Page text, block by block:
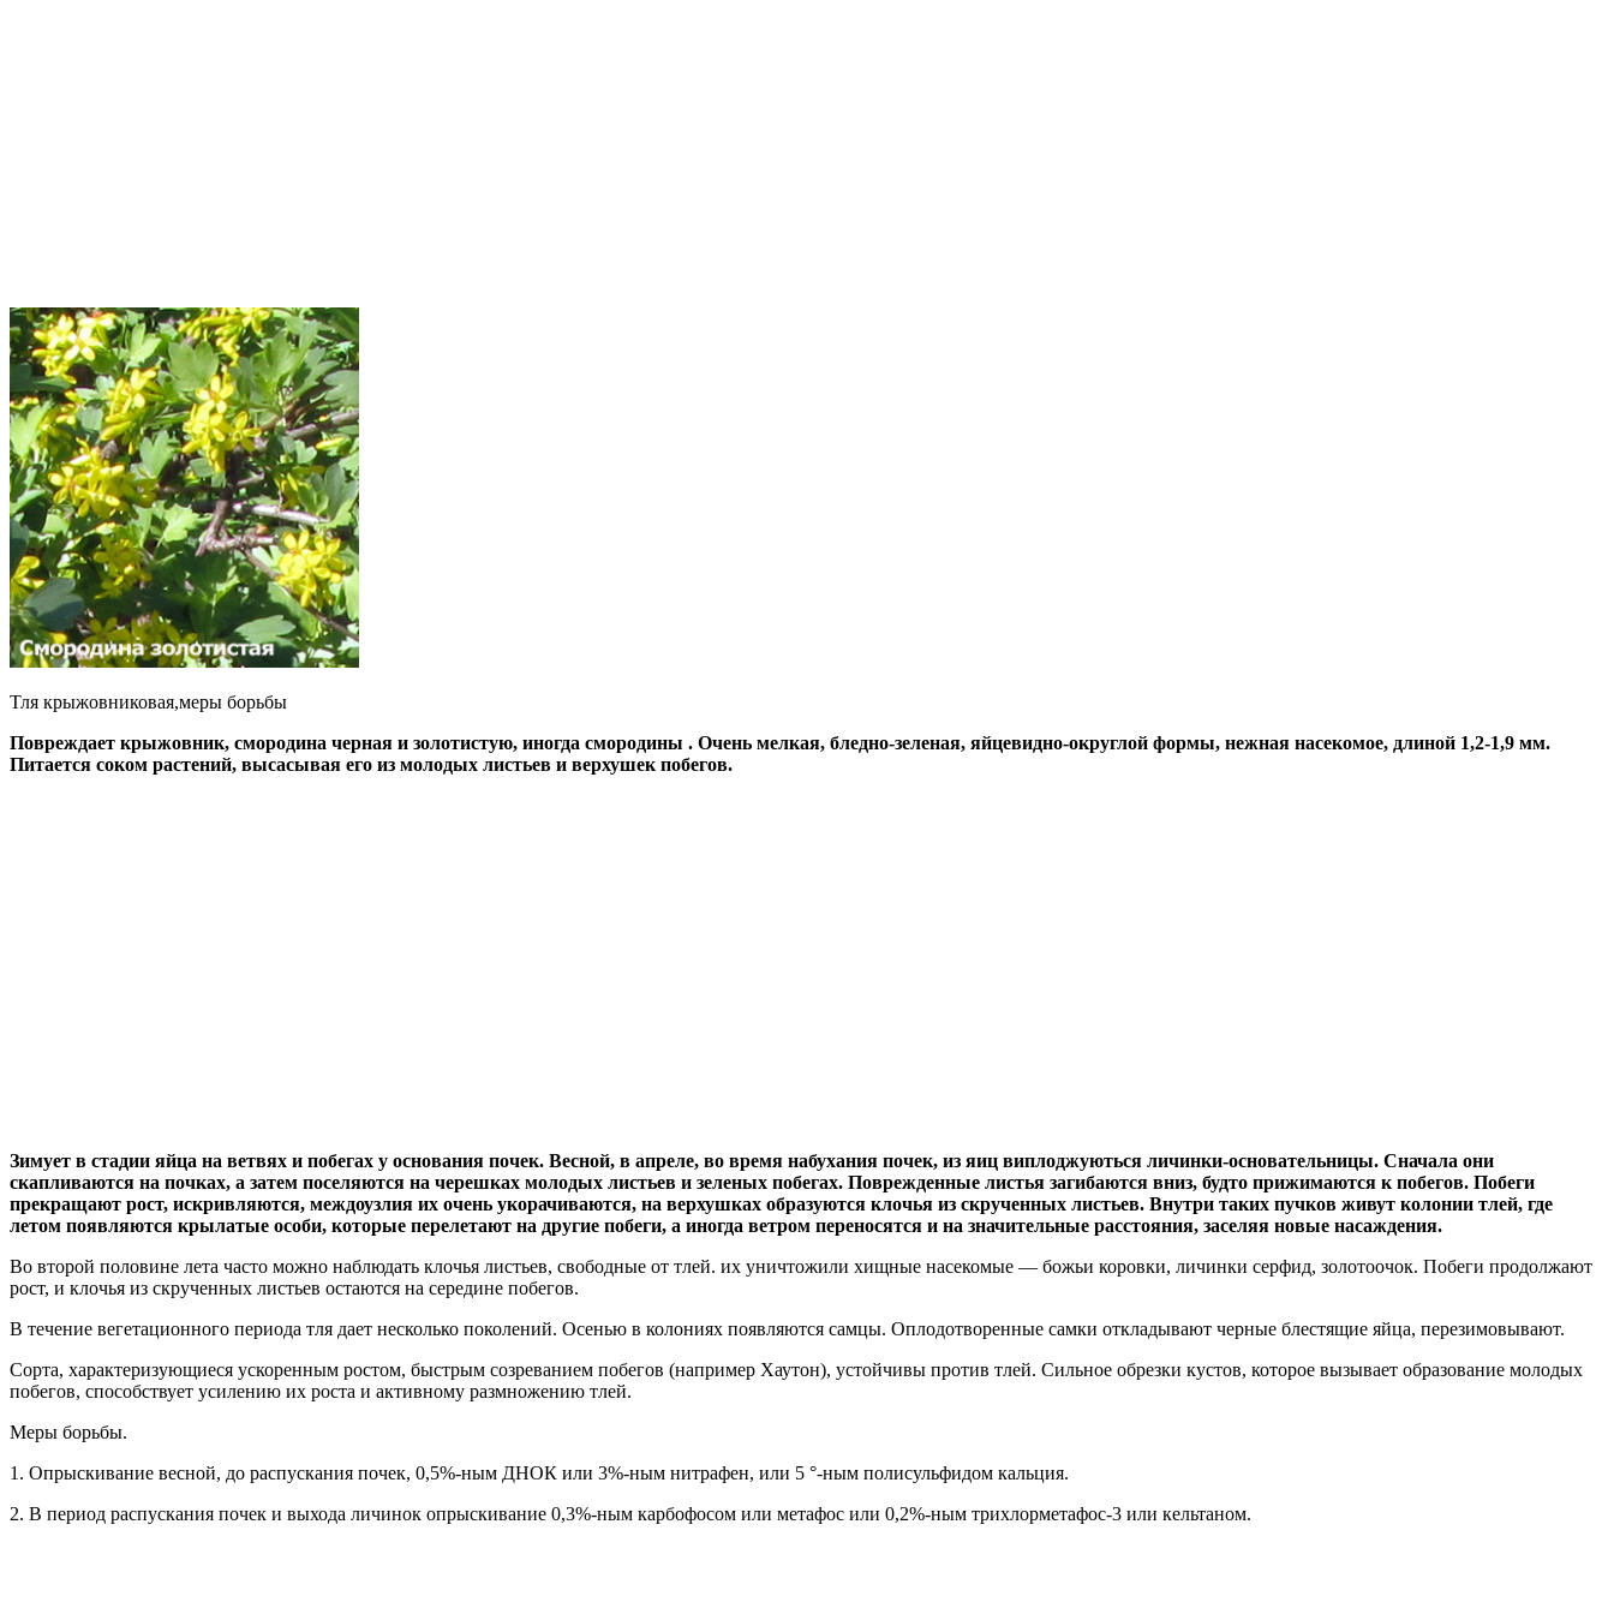
Тля крыжовниковая,меры борьбы
Повреждает крыжовник, смородина черная и золотистую, иногда смородины . Очень мелкая, бледно-зеленая, яйцевидно-округлой формы, нежная насекомое, длиной 1,2-1,9 мм.
Питается соком растений, высасывая его из молодых листьев и верхушек побегов.
Зимует в стадии яйца на ветвях и побегах у основания почек. Весной, в апреле, во время набухания почек, из яиц виплоджуються личинки-основательницы. Сначала они
скапливаются на почках, а затем поселяются на черешках молодых листьев и зеленых побегах. Поврежденные листья загибаются вниз, будто прижимаются к побегов. Побеги
прекращают рост, искривляются, междоузлия их очень укорачиваются, на верхушках образуются клочья из скрученных листьев. Внутри таких пучков живут колонии тлей, где
летом появляются крылатые особи, которые перелетают на другие побеги, а иногда ветром переносятся и на значительные расстояния, заселяя новые насаждения.
Во второй половине лета часто можно наблюдать клочья листьев, свободные от тлей. их уничтожили хищные насекомые — божьи коровки, личинки серфид, золотоочок. Побеги продолжают
рост, и клочья из скрученных листьев остаются на середине побегов.
В течение вегетационного периода тля дает несколько поколений. Осенью в колониях появляются самцы. Оплодотворенные самки откладывают черные блестящие яйца, перезимовывают.
Сорта, характеризующиеся ускоренным ростом, быстрым созреванием побегов (например Хаутон), устойчивы против тлей. Сильное обрезки кустов, которое вызывает образование молодых
побегов, способствует усилению их роста и активному размножению тлей.
Меры борьбы.
1. Опрыскивание весной, до распускания почек, 0,5%-ным ДНОК или 3%-ным нитрафен, или 5 °-ным полисульфидом кальция.
2. В период распускания почек и выхода личинок опрыскивание 0,3%-ным карбофосом или метафос или 0,2%-ным трихлорметафос-3 или кельтаном.